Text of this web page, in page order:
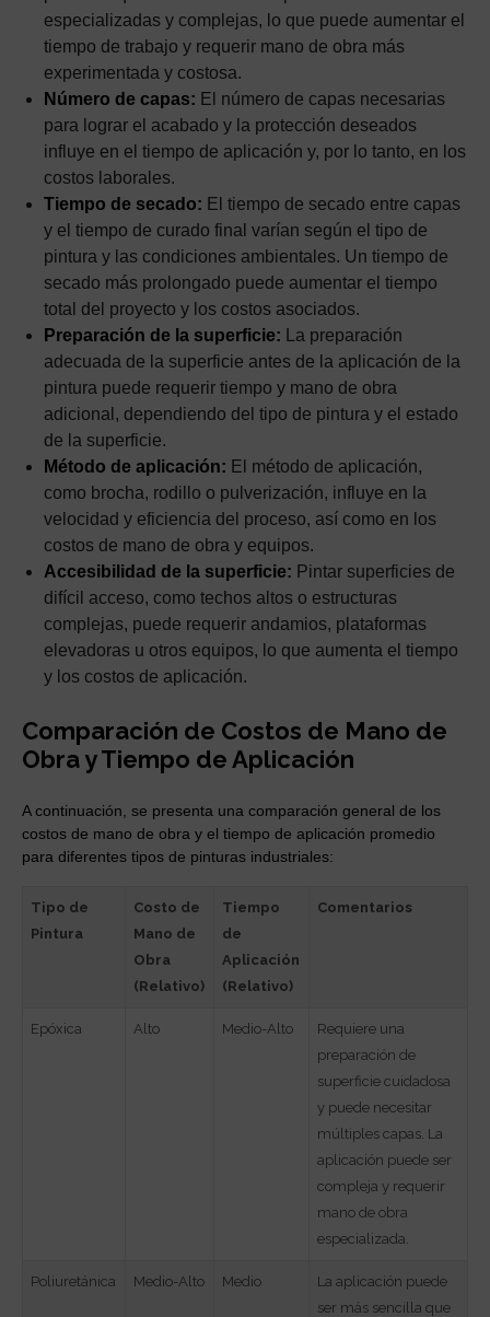
especializadas y complejas, lo que puede aumentar el
tiempo de trabajo y requerir mano de obra más
experimentada y costosa.
Número de capas: El número de capas necesarias
para lograr el acabado y la protección deseados
influye en el tiempo de aplicación y, por lo tanto, en los
costos laborales.
Tiempo de secado: El tiempo de secado entre capas
y el tiempo de curado final varían según el tipo de
pintura y las condiciones ambientales. Un tiempo de
secado más prolongado puede aumentar el tiempo
total del proyecto y los costos asociados.
Preparación de la superficie: La preparación
adecuada de la superficie antes de la aplicación de la
pintura puede requerir tiempo y mano de obra
adicional, dependiendo del tipo de pintura y el estado
de la superficie.
Método de aplicación: El método de aplicación,
como brocha, rodillo o pulverización, influye en la
velocidad y eficiencia del proceso, así como en los
costos de mano de obra y equipos.
Accesibilidad de la superficie: Pintar superficies de
difícil acceso, como techos altos o estructuras
complejas, puede requerir andamios, plataformas
elevadoras u otros equipos, lo que aumenta el tiempo
y los costos de aplicación.
Comparación de Costos de Mano de
Obra y Tiempo de Aplicación
A continuación, se presenta una comparación general de los
costos de mano de obra y el tiempo de aplicación promedio
para diferentes tipos de pinturas industriales:
Tipo de
Pintura
Costo de
Mano de
Obra
(Relativo)
Tiempo
de
Aplicación
(Relativo)
Comentarios
Epóxica Alto Medio-Alto
Requiere una
preparación de
superficie cuidadosa
y puede necesitar
múltiples capas. La
aplicación puede ser
compleja y requerir
mano de obra
especializada.
Poliuretánica Medio-Alto Medio
La aplicación puede
ser más sencilla que